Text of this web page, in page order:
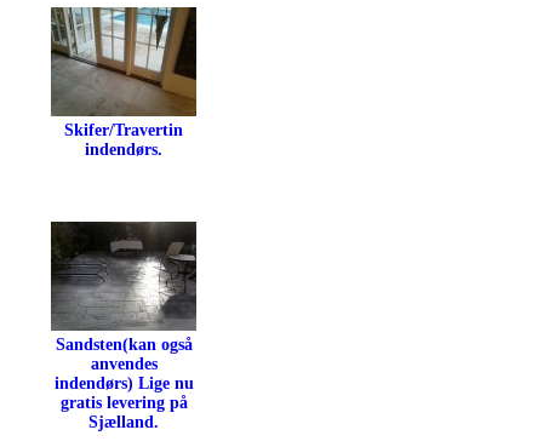
Skifer/Travertin
indendørs.
Sandsten(kan også
anvendes
indendørs) Lige nu
gratis levering på
Sjælland.